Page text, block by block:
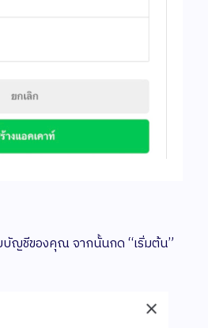
บัญชีของคุณ จากนั้นกด “เริ่มต้น”